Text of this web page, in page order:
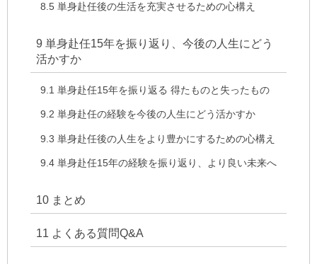
8.5 単身赴任後の生活を充実させるための心構え
9 単身赴任15年を振り返り、今後の人生にどう
活かすか
9.1 単身赴任15年を振り返る 得たものと失ったもの
9.2 単身赴任の経験を今後の人生にどう活かすか
9.3 単身赴任後の人生をより豊かにするための心構え
9.4 単身赴任15年の経験を振り返り、より良い未来へ
10 まとめ
11 よくある質問Q&A